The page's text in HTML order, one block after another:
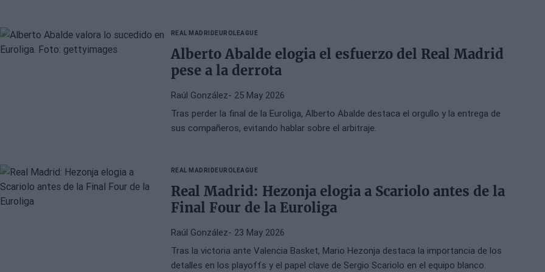
REAL MADRID EUROLEAGUE
Alberto Abalde elogia el esfuerzo del Real Madrid
pese a la derrota
Raúl González- 25 May 2026
Tras perder la final de la Euroliga, Alberto Abalde destaca el orgullo y la entrega de
sus compañeros, evitando hablar sobre el arbitraje.
REAL MADRID EUROLEAGUE
Real Madrid: Hezonja elogia a Scariolo antes de la
Final Four de la Euroliga
Raúl González- 23 May 2026
Tras la victoria ante Valencia Basket, Mario Hezonja destaca la importancia de los
detalles en los playoffs y el papel clave de Sergio Scariolo en el equipo blanco.